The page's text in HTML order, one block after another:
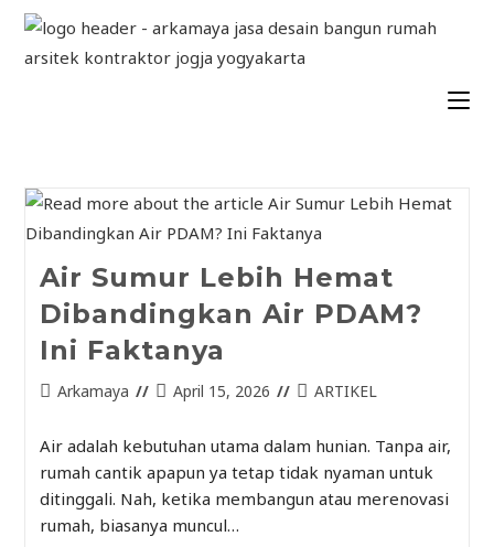
Air Sumur Lebih Hemat
Dibandingkan Air PDAM?
Ini Faktanya
Arkamaya April 15, 2026 ARTIKEL
Air adalah kebutuhan utama dalam hunian. Tanpa air,
rumah cantik apapun ya tetap tidak nyaman untuk
ditinggali. Nah, ketika membangun atau merenovasi
rumah, biasanya muncul…